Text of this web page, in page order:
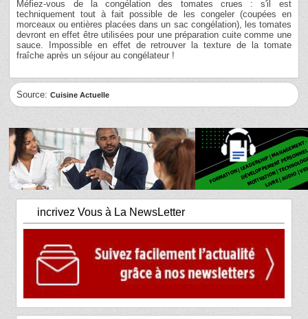
Méfiez-vous de la congélation des tomates crues : s'il est
techniquement tout à fait possible de les congeler (coupées en
morceaux ou entières placées dans un sac congélation), les tomates
devront en effet être utilisées pour une préparation cuite comme une
sauce. Impossible en effet de retrouver la texture de la tomate
fraîche après un séjour au congélateur !
Source:Cuisine Actuelle
incrivez Vous à La NewsLetter